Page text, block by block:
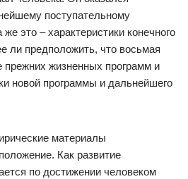
поступательному
это – характеристики конечного
ли предположить, что восьмая
прежних жизненных программ и
новой программы и дальнейшего
материалы
Как развитие
по достижении человеком